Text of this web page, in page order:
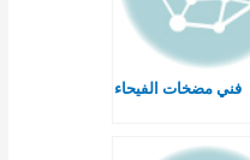
فني مضخات الفيحاء